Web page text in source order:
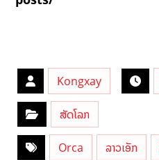
Kongxay
ສັດໂລກ
Orca ລາວເອັກ